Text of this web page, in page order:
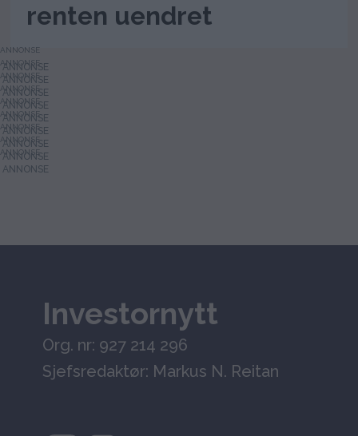
renten uendret
ANNONSE
ANNONSE
ANNONSE
ANNONSE
ANNONSE
ANNONSE
ANNONSE
ANNONSE
ANNONSE
Investornytt
Org. nr: 927 214 296
Sjefsredaktør: Markus N. Reitan